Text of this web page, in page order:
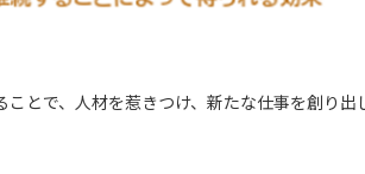
とで、人材を惹きつけ、新たな仕事を創り